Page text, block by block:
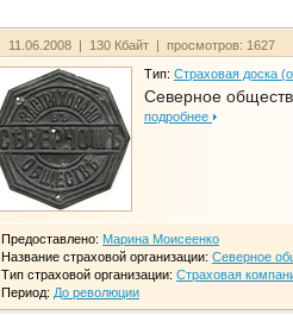
11.06.2008 | 130 Кбайт | просмотров: 1627
Тип: Страховая доска
Северное
подробнее
Предоставлено: Марина Моисеенко
Название страховой организации: Северное
Тип страховой организации: Страховая
Период: До революции